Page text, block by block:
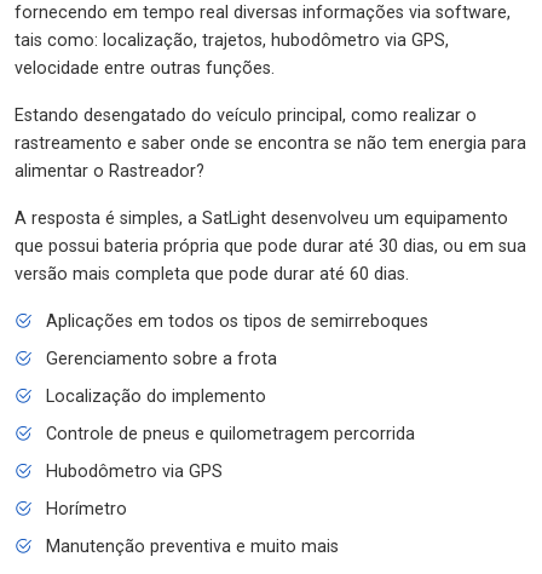
fornecendo em tempo real diversas informações via software,
tais como: localização, trajetos, hubodômetro via GPS,
velocidade entre outras funções.
Estando desengatado do veículo principal, como realizar o
rastreamento e saber onde se encontra se não tem energia para
alimentar o Rastreador?
A resposta é simples, a SatLight desenvolveu um equipamento
que possui bateria própria que pode durar até 30 dias, ou em sua
versão mais completa que pode durar até 60 dias.
Aplicações em todos os tipos de semirreboques
Gerenciamento sobre a frota
Localização do implemento
Controle de pneus e quilometragem percorrida
Hubodômetro via GPS
Horímetro
Manutenção preventiva e muito mais